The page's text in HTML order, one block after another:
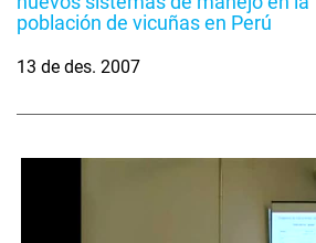
población de vicuñas en Perú
13 de des. 2007